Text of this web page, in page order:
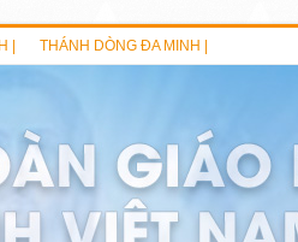
| THÁNH DÒNG ĐA MINH |